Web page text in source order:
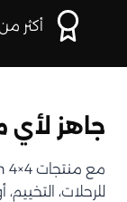
أكثر من 60 عامًا من
جاهز لأي
للرحلات،